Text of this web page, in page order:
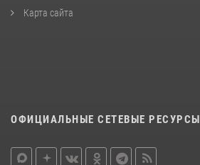
Карта сайта
ОФИЦИАЛЬНЫЕ СЕТЕВЫЕ РЕСУРСЫ